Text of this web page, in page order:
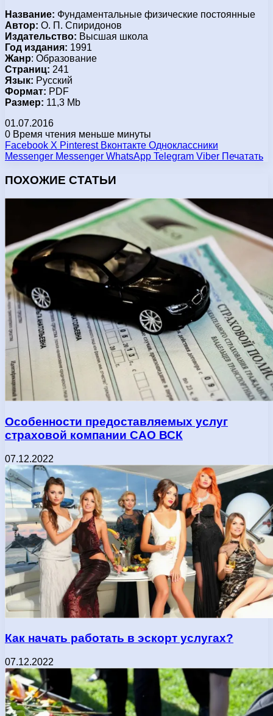
Название: Фундаментальные физические постоянные
Автор: О. П. Спиридонов
Издательство: Высшая школа
Год издания: 1991
Жанр: Образование
Страниц: 241
Язык: Русский
Формат: PDF
Размер: 11,3 Mb
01.07.2016
0 Время чтения меньше минуты
Facebook X Pinterest Вконтакте Одноклассники
Messenger Messenger WhatsApp Telegram Viber Печатать
ПОХОЖИЕ СТАТЬИ
Особенности предоставляемых услуг
страховой компании САО ВСК
07.12.2022
Как начать работать в эскорт услугах?
07.12.2022